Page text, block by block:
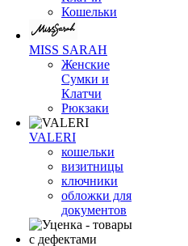
Кошельки
MISS SARAH
Женские
Сумки и
Клатчи
Рюкзаки
VALERI
кошельки
визитницы
ключники
обложки для
документов